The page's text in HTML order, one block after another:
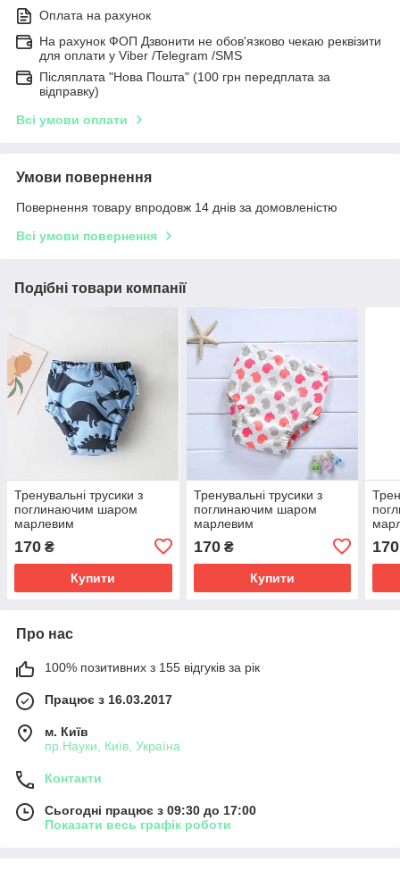
Оплата на рахунок
На рахунок ФОП Дзвонити не обов'язково чекаю реквізити
для оплати у Viber /Telegram /SMS
Післяплата "Нова Пошта" (100 грн передплата за
відправку)
Всі умови оплати
Умови повернення
Повернення товару впродовж 14 днів за домовленістю
Всі умови повернення
Подібні товари компанії
Тренувальні трусики з
поглинаючим шаром
марлевим
170 ₴
Купити
Тренувальні трусики з
поглинаючим шаром
марлевим
170₴
Купити
170
Про нас
100% позитивних з 155 відгуків за рік
Працює з 16.03.2017
м. Київ
пр.Науки, Київ, Україна
Контакти
Сьогодні працює з 09:30 до 17:00
Показати весь графік роботи